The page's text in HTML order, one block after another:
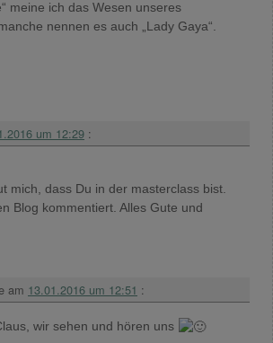
meine ich das Wesen unseres
nennen es auch „Lady Gaya“.
um 12:29 :
mich, dass Du in der masterclass bist.
Blog kommentiert. Alles Gute und
am 13.01.2016 um 12:51 :
wir sehen und hören uns